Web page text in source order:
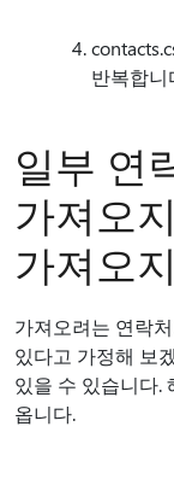
반복합니
일부 연
가져오
가져오
가져오려는 연락
있다고 가정해 보
있을 수 있습니다.
옵니다.